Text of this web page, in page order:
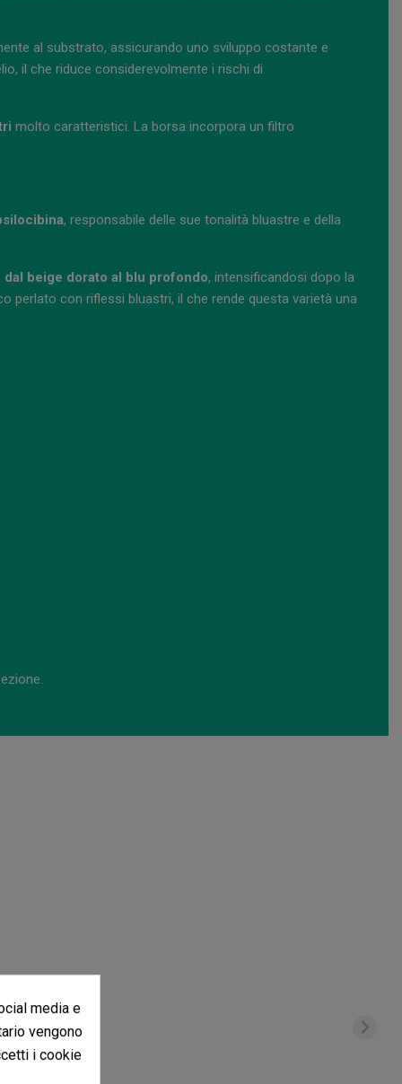
al substrato, assicurando uno sviluppo costante e
il che riduce considerevolmente i rischi di
molto caratteristici. La borsa incorpora un filtro
, responsabile delle sue tonalità bluastre e della
beige dorato al blu profondo, intensificandosi dopo la
perlato con riflessi bluastri, il che rende questa varietà una
media e
vengono
i cookie